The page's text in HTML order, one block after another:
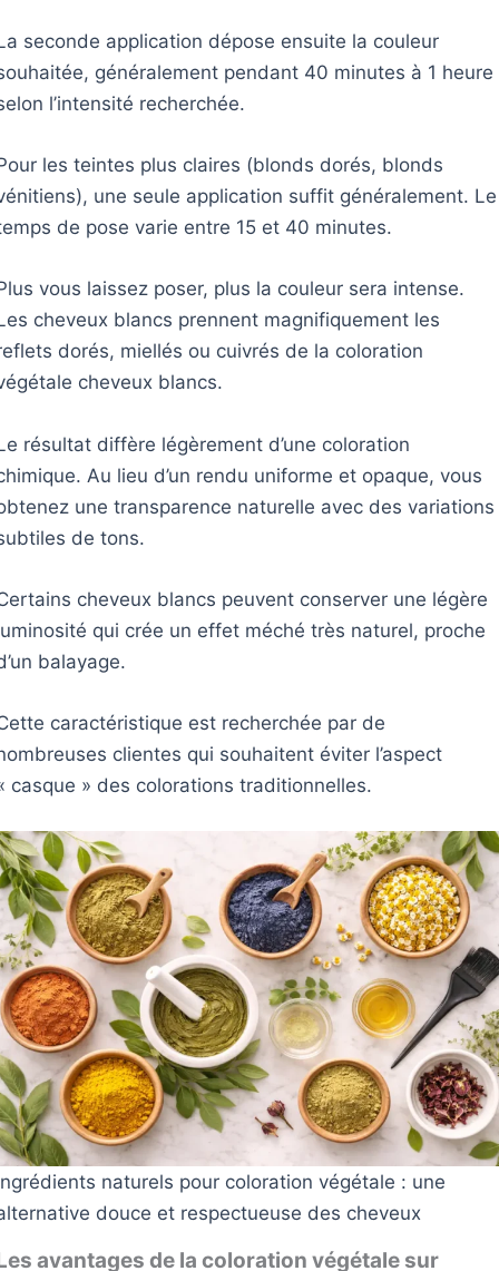
seconde application dépose ensuite la couleur
généralement pendant 40 minutes à 1 heure
l’intensité recherchée.
les teintes plus claires (blonds dorés, blonds
une seule application suffit généralement. Le
de pose varie entre 15 et 40 minutes.
vous laissez poser, plus la couleur sera intense.
cheveux blancs prennent magnifiquement les
dorés, miellés ou cuivrés de la coloration
cheveux blancs.
résultat diffère légèrement d’une coloration
Au lieu d’un rendu uniforme et opaque, vous
une transparence naturelle avec des variations
de tons.
cheveux blancs peuvent conserver une légère
qui crée un effet méché très naturel, proche
balayage.
caractéristique est recherchée par de
clientes qui souhaitent éviter l’aspect
casque » des colorations traditionnelles.
naturels pour coloration végétale : une
douce et respectueuse des cheveux
avantages de la coloration végétale sur